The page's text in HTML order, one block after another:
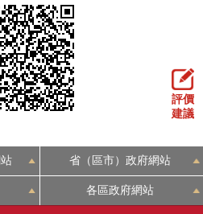
評價
建議
省（區市）政府網站
各區政府網站